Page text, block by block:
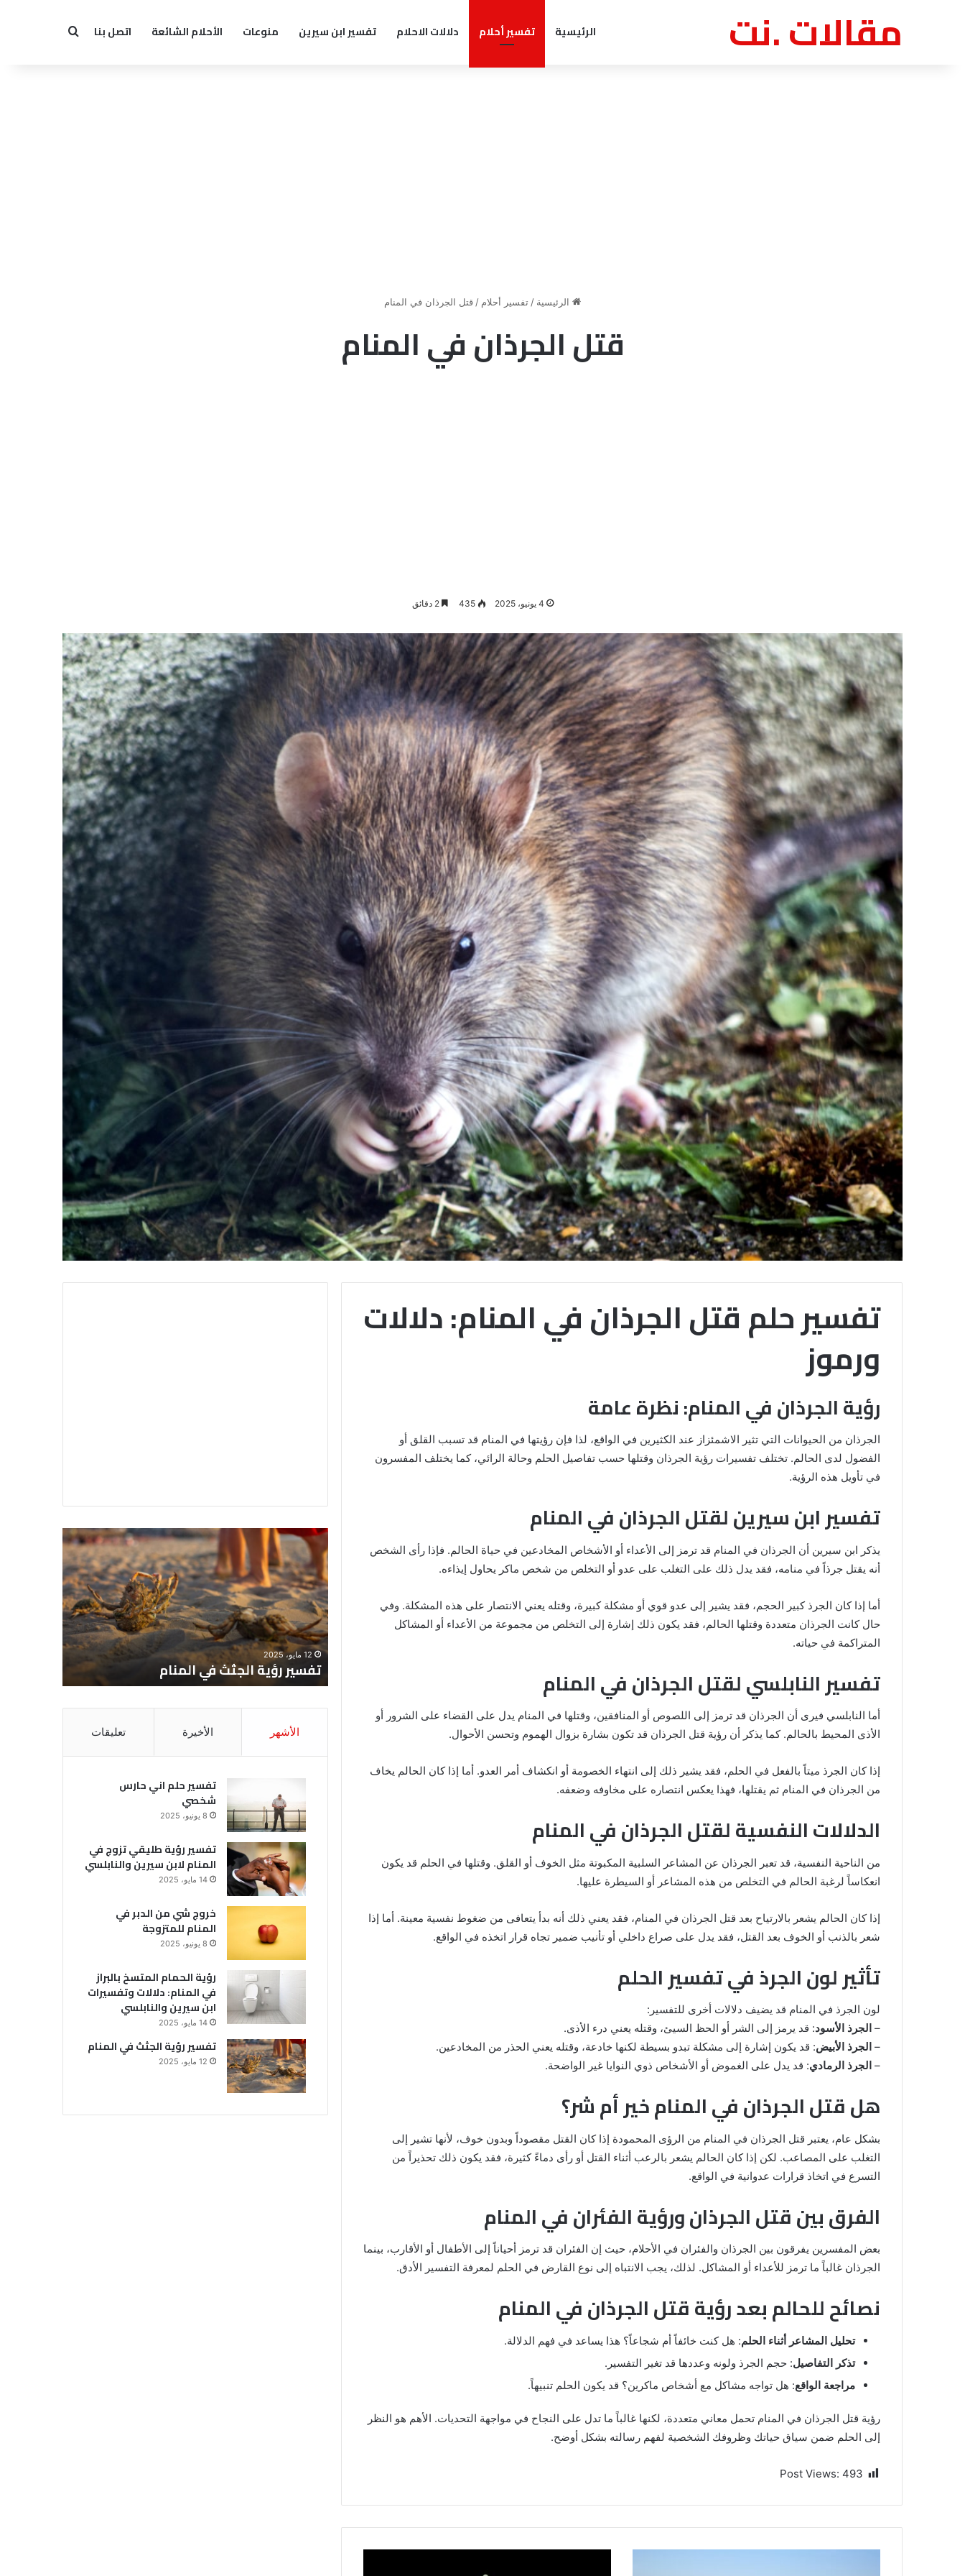
مقالات .نت الرئيسية تفسير أحلام دلالات الاحلام تفسير ابن سيرين منوعات الأحلام الشائعة اتصل بنا بحث عن
الرئيسية / تفسير أحلام / قتل الجرذان في المنام
قتل الجرذان في المنام
4 يونيو، 2025 435 2 دقائق
تفسير حلم قتل الجرذان في المنام: دلالات
ورموز
رؤية الجرذان في المنام: نظرة عامة
الجرذان من الحيوانات التي تثير الاشمئزاز عند الكثيرين في الواقع، لذا فإن رؤيتها في المنام قد تسبب القلق أو
الفضول لدى الحالم. تختلف تفسيرات رؤية الجرذان وقتلها حسب تفاصيل الحلم وحالة الرائي، كما يختلف المفسرون
في تأويل هذه الرؤية.
تفسير ابن سيرين لقتل الجرذان في المنام
يذكر ابن سيرين أن الجرذان في المنام قد ترمز إلى الأعداء أو الأشخاص المخادعين في حياة الحالم. فإذا رأى الشخص
أنه يقتل جرذاً في منامه، فقد يدل ذلك على التغلب على عدو أو التخلص من شخص ماكر يحاول إيذاءه.
أما إذا كان الجرذ كبير الحجم، فقد يشير إلى عدو قوي أو مشكلة كبيرة، وقتله يعني الانتصار على هذه المشكلة. وفي
حال كانت الجرذان متعددة وقتلها الحالم، فقد يكون ذلك إشارة إلى التخلص من مجموعة من الأعداء أو المشاكل
المتراكمة في حياته.
تفسير النابلسي لقتل الجرذان في المنام
أما النابلسي فيرى أن الجرذان قد ترمز إلى اللصوص أو المنافقين، وقتلها في المنام يدل على القضاء على الشرور أو
الأذى المحيط بالحالم. كما يذكر أن رؤية قتل الجرذان قد تكون بشارة بزوال الهموم وتحسن الأحوال.
إذا كان الجرذ ميتاً بالفعل في الحلم، فقد يشير ذلك إلى انتهاء الخصومة أو انكشاف أمر العدو. أما إذا كان الحالم يخاف
من الجرذان في المنام ثم يقتلها، فهذا يعكس انتصاره على مخاوفه وضعفه.
الدلالات النفسية لقتل الجرذان في المنام
من الناحية النفسية، قد تعبر الجرذان عن المشاعر السلبية المكبوتة مثل الخوف أو القلق. وقتلها في الحلم قد يكون
انعكاساً لرغبة الحالم في التخلص من هذه المشاعر أو السيطرة عليها.
إذا كان الحالم يشعر بالارتياح بعد قتل الجرذان في المنام، فقد يعني ذلك أنه بدأ يتعافى من ضغوط نفسية معينة. أما إذا
شعر بالذنب أو الخوف بعد القتل، فقد يدل على صراع داخلي أو تأنيب ضمير تجاه قرار اتخذه في الواقع.
تأثير لون الجرذ في تفسير الحلم
لون الجرذ في المنام قد يضيف دلالات أخرى للتفسير:
– الجرذ الأسود: قد يرمز إلى الشر أو الحظ السيئ، وقتله يعني درء الأذى.
– الجرذ الأبيض: قد يكون إشارة إلى مشكلة تبدو بسيطة لكنها خادعة، وقتله يعني الحذر من المخادعين.
– الجرذ الرمادي: قد يدل على الغموض أو الأشخاص ذوي النوايا غير الواضحة.
هل قتل الجرذان في المنام خير أم شر؟
بشكل عام، يعتبر قتل الجرذان في المنام من الرؤى المحمودة إذا كان القتل مقصوداً وبدون خوف، لأنها تشير إلى
التغلب على المصاعب. لكن إذا كان الحالم يشعر بالرعب أثناء القتل أو رأى دماءً كثيرة، فقد يكون ذلك تحذيراً من
التسرع في اتخاذ قرارات عدوانية في الواقع.
الفرق بين قتل الجرذان ورؤية الفئران في المنام
بعض المفسرين يفرقون بين الجرذان والفئران في الأحلام، حيث إن الفئران قد ترمز أحياناً إلى الأطفال أو الأقارب، بينما
الجرذان غالباً ما ترمز للأعداء أو المشاكل. لذلك، يجب الانتباه إلى نوع القارض في الحلم لمعرفة التفسير الأدق.
نصائح للحالم بعد رؤية قتل الجرذان في المنام
تحليل المشاعر أثناء الحلم: هل كنت خائفاً أم شجاعاً؟ هذا يساعد في فهم الدلالة.
تذكر التفاصيل: حجم الجرذ ولونه وعددها قد تغير التفسير.
مراجعة الواقع: هل تواجه مشاكل مع أشخاص ماكرين؟ قد يكون الحلم تنبيهاً.
رؤية قتل الجرذان في المنام تحمل معاني متعددة، لكنها غالباً ما تدل على النجاح في مواجهة التحديات. الأهم هو النظر
إلى الحلم ضمن سياق حياتك وظروفك الشخصية لفهم رسالته بشكل أوضح.
Post Views: 493
شي
من
المنام
للمتزوجة
رؤية
الحمام
المتسخ
المنام:
دلالات
والنابلسي
تفسير
رؤية
الجثث
في
المنام
12 مايو، 2025
تفسير رؤية الجثث في المنام
تفسير
اني
حارس
شخصي
الأشهر الأخيرة تعليقات
تفسير حلم اني حارس
شخصي
8 يونيو، 2025
تفسير رؤية طليقي تزوج في
المنام لابن سيرين والنابلسي
14 مايو، 2025
خروج شي من الدبر في
المنام للمتزوجة
8 يونيو، 2025
رؤية الحمام المتسخ بالبراز
في المنام: دلالات وتفسيرات
ابن سيرين والنابلسي
14 مايو، 2025
تفسير رؤية الجثث في المنام
12 مايو، 2025